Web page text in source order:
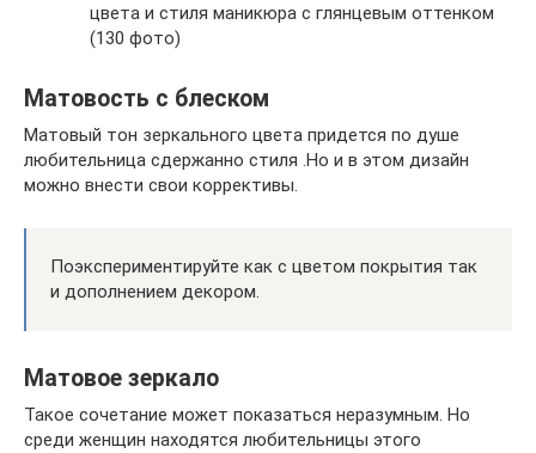
цвета и стиля маникюра с глянцевым оттенком
(130 фото)
Матовость с блеском
Матовый тон зеркального цвета придется по душе
любительница сдержанно стиля .Но и в этом дизайн
можно внести свои коррективы.
Поэкспериментируйте как с цветом покрытия так
и дополнением декором.
Матовое зеркало
Такое сочетание может показаться неразумным. Но
среди женщин находятся любительницы этого